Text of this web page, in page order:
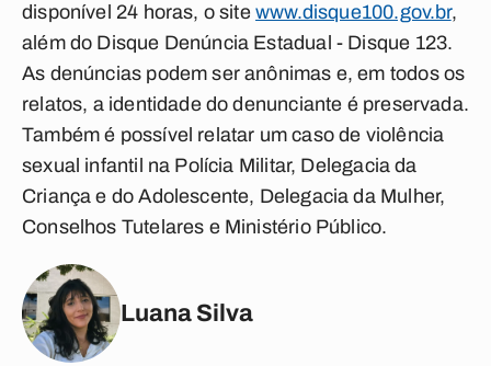
disponível 24 horas, o sitewww.disque100.gov.br,
além do Disque Denúncia Estadual - Disque 123.
As denúncias podem ser anônimas e, em todos os
relatos, a identidade do denunciante é preservada.
Também é possível relatar um caso de violência
sexual infantil na Polícia Militar, Delegacia da
Criança e do Adolescente, Delegacia da Mulher,
Conselhos Tutelares e Ministério Público.
Luana Silva